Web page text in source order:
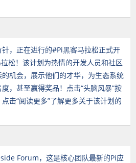
，正在进行的#Pi黑客马拉松正式开
松！该计划为热情的开发人员和社区
机会，展示他们的才华，为生态系统
，甚至赢得奖品！点击“头脑风暴”按
击“阅读更多”了解更多关于该计划的
Forum，这是核心团队最新的Pi应